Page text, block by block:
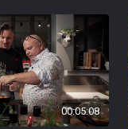
00:05:08